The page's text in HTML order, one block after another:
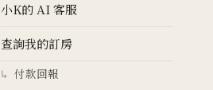
小K的 AI 客服
查詢我的訂房
↳ 付款回報